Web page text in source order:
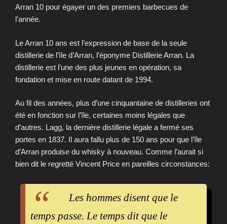
Arran 10 pour égayer un des premiers barbecues de
l’année.
Le Arran 10 ans est l’expression de base de la seule
distillerie de l’île d’Arran, l’éponyme Distillerie Arran. La
distillerie est l’une des plus jeunes en opération, sa
fondation et mise en route datant de 1994.
Au fil des années, plus d’une cinquantaine de distilleries ont
été en fonction sur l’île, certaines moins légales que
d’autres. Lagg, la dernière distillerie légale a fermé ses
portes en 1837. Il aura fallu plus de 150 ans pour que l’île
d’Arran produise du whisky à nouveau. Comme l’aurait si
bien dit le regretté Vincent Price en pareilles circonstances:
Les hommes disent que le
temps passe. Le temps dit que le